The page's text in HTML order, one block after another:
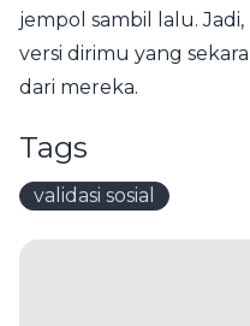
jempol sambil lalu.
versi dirimu yang
dari mereka.
Tags
validasi sosial